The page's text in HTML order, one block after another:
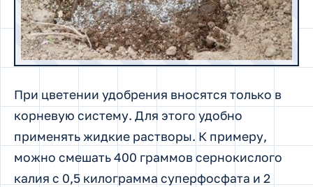
При цветении удобрения вносятся только в
корневую систему. Для этого удобно
применять жидкие растворы. К примеру,
можно смешать 400 граммов сернокислого
калия с 0,5 килограмма суперфосфата и 2